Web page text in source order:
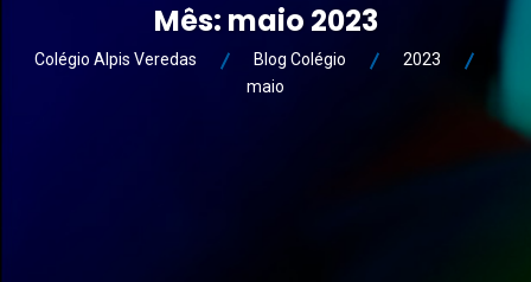
Mês: maio 2023
Colégio Alpis Veredas Blog Colégio
2023
maio